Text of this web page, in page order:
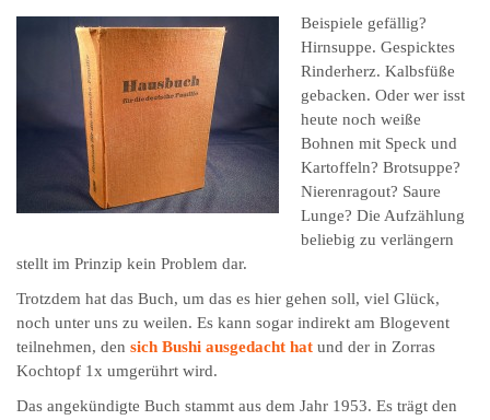
Beispiele gefällig?
Hirnsuppe. Gespicktes
Rinderherz. Kalbsfüße
gebacken. Oder wer isst
heute noch weiße
Bohnen mit Speck und
Kartoffeln? Brotsuppe?
Nierenragout? Saure
Lunge? Die Aufzählung
beliebig zu verlängern
stellt im Prinzip kein Problem dar.
Trotzdem hat das Buch, um das es hier gehen soll, viel Glück,
noch unter uns zu weilen. Es kann sogar indirekt am Blogevent
teilnehmen, den sich Bushi ausgedacht hat und der in Zorras
Kochtopf 1x umgerührt wird.
Das angekündigte Buch stammt aus dem Jahr 1953. Es trägt den